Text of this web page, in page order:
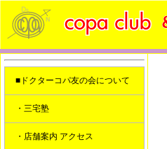
■ドクターコパ友の会について
・三宅塾
・店舗案内 アクセス